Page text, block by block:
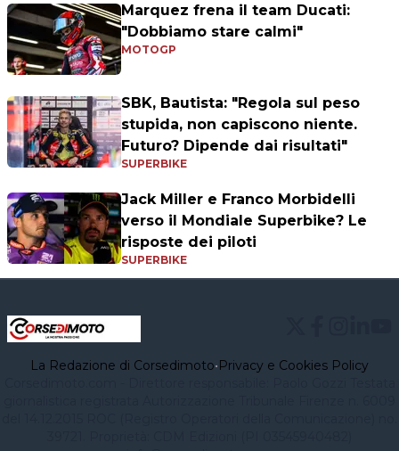
Marquez frena il team Ducati:
"Dobbiamo stare calmi"
MOTOGP
SBK, Bautista: "Regola sul peso
stupida, non capiscono niente.
Futuro? Dipende dai risultati"
SUPERBIKE
Jack Miller e Franco Morbidelli
verso il Mondiale Superbike? Le
risposte dei piloti
SUPERBIKE
La Redazione di Corsedimoto•Privacy e Cookies Policy